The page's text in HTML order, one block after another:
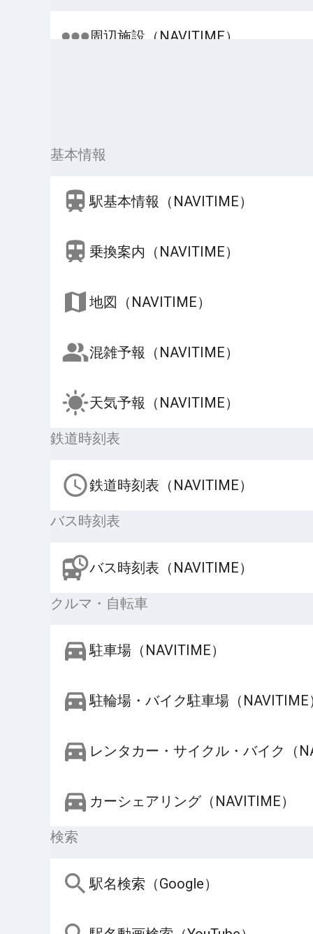
周辺施設（NAVITIME）
基本情報
駅基本情報（NAVITIME）
乗換案内（NAVITIME）
地図（NAVITIME）
混雑予報（NAVITIME）
天気予報（NAVITIME）
鉄道時刻表
鉄道時刻表（NAVITIME）
バス時刻表
バス時刻表（NAVITIME）
クルマ・自転車
駐車場（NAVITIME）
駐輪場・バイク駐車場（NAVITIME
レンタカー・サイクル・バイク（
カーシェアリング（NAVITIME）
検索
駅名検索（Google）